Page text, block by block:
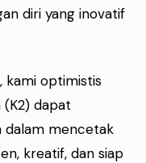
diri yang inovatif
kami optimistis
(K2) dapat
dalam mencetak
kreatif, dan siap